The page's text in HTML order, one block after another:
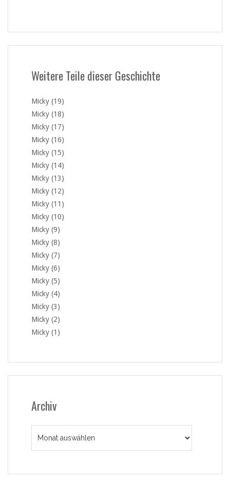
Weitere Teile dieser Geschichte
Micky (19)
Micky (18)
Micky (17)
Micky (16)
Micky (15)
Micky (14)
Micky (13)
Micky (12)
Micky (11)
Micky (10)
Micky (9)
Micky (8)
Micky (7)
Micky (6)
Micky (5)
Micky (4)
Micky (3)
Micky (2)
Micky (1)
Archiv